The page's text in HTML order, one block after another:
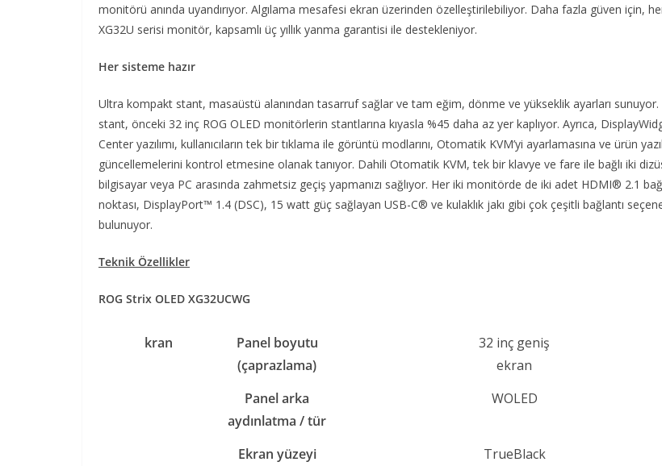
monitörü anında uyandırıyor. Algılama mesafesi ekran üzerinden özelleştirilebiliyor. Daha fazla güven için,
XG32U serisi monitör, kapsamlı üç yıllık yanma garantisi ile destekleniyor.
Her sisteme hazır
Ultra kompakt stant, masaüstü alanından tasarruf sağlar ve tam eğim, dönme ve yükseklik ayarları sunuyor.
stant, önceki 32 inç ROG OLED monitörlerin stantlarına kıyasla %45 daha az yer kaplıyor. Ayrıca,
Center yazılımı, kullanıcıların tek bir tıklama ile görüntü modlarını, Otomatik KVM’yi ayarlamasına ve ürün
güncellemelerini kontrol etmesine olanak tanıyor. Dahili Otomatik KVM, tek bir klavye ve fare ile bağlı iki
bilgisayar veya PC arasında zahmetsiz geçiş yapmanızı sağlıyor. Her iki monitörde de iki adet HDMI® 2.1
noktası, DisplayPort™ 1.4 (DSC), 15 watt güç sağlayan USB-C® ve kulaklık jakı gibi çok çeşitli bağlantı
bulunuyor.
Teknik Özellikler
ROG Strix OLED XG32UCWG
kran
Panel boyutu
(çaprazlama)
32 inç geniş
ekran
Panel arka
aydınlatma / tür
WOLED
Ekran yüzeyi
TrueBlack